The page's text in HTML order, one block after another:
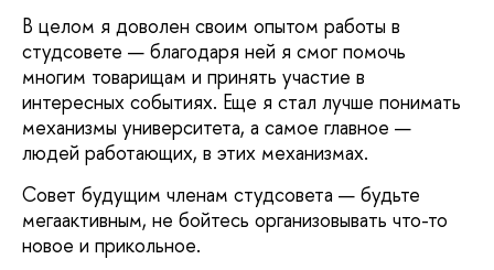
В целом я доволен своим опытом работы в
студсовете — благодаря ней я смог помочь
многим товарищам и принять участие в
интересных событиях. Еще я стал лучше понимать
механизмы университета, а самое главное —
людей работающих, в этих механизмах.
Совет будущим членам студсовета — будьте
мегаактивным, не бойтесь организовывать что-то
новое и прикольное.